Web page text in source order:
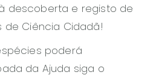
descoberta e registo de
Ciência Cidadã!
poderá
da Ajuda siga o